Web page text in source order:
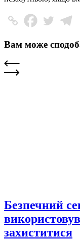
Вам може
Безпечний
захиститися